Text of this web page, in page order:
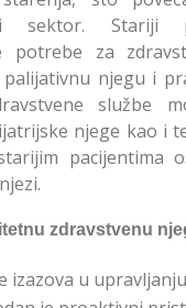
sektor. Stariji
potrebe za
njegu i
službe
njege kao i
pacijentima
zdravstvenu
izazova u